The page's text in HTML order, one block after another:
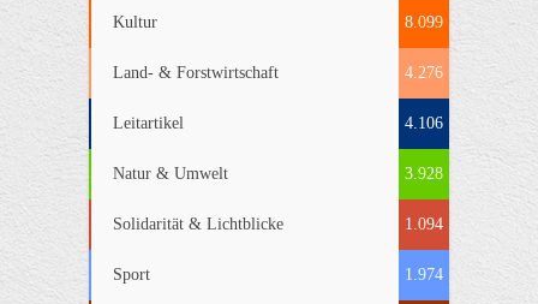
Kultur 8.099
Land- & Forstwirtschaft 4.276
Leitartikel 4.106
Natur & Umwelt 3.928
Solidarität & Lichtblicke 1.094
Sport 1.974